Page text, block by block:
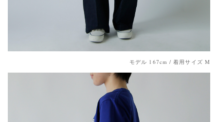
モデル 167cm / 着用サイズ M